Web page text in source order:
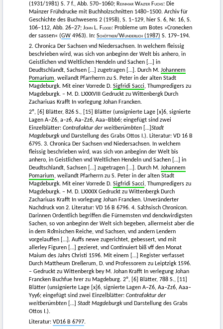
(1931/1981) S. 7 f., Abb. 570–1060; Reinmar Walter Fuchs: Die
Mainzer Frühdrucke mit Buchholzschnitten 1480–1500. Archiv für
Geschichte des Buchwesens 2 (1958), S. 1–129, hier S. 6, Nr. 16, S.
106–112, Abb. 26–27; John L. Flood: Probleme um Botes »Cronecken
der sassen« (GW 4963). In: Schöttker/Wunderlich (1987) S. 179–194.
2. Chronica Der Sachsen vnd Niedersachsen. In welchem fleissig
beschrieben wird, was sich von anbeginn der Welt bis anhero, in
Geistlichen vnd Weltlichen Hendeln und Sachen […] in
Deudtschlandt, Sachsen […] zugetragen […]. Durch M. Johannem
Pomarium, weilandt Pfarrherrn zu S. Peter in der alten Stadt
Magdeburgk. Mit einer Vorrede D. Sigfridi Sacci, Thumpredigers zu
Magdeburgk. – M. D. LXXXVIII Gedruckt zu Wittenbergk Durch
Zachariuas Krafft In vorlegung Johan Francken.
2º, [6] Blätter, 826 S., [15] Blätter (unsignierte Lage [x]6, signierte
Lagen A–Z6, a–z6, Aa–Zz6, Aaa–Bbb6; eingefügt sind zwei
Einzelblätter: Contrafaktur der weitberümbten […] Stadt
Magdeburgkund Darstellung des Grabs Ottos I.). Literatur: VD 16 B
6795. 3. Chronica Der Sachsen vnd Niedersachsen. In welchem
fleissig beschrieben wird, was sich von anbeginn der Welt bis
anhero, in Geistlichen vnd Weltlichen Hendeln und Sachen […] in
Deudtschlandt, Sachsen […] zugetragen […]. Durch M. Johannem
Pomarium, weilandt Pfarherrn zu S. Peter in der alten Stadt
Magdeburgk. Mit einer Vorrede D. Sigfridi Sacci, Thumpredigers zu
Magdeburgk. – M. D. LXXXIX Gedruckt zu Wittenbergk Durch
Zachariuas Krafft In vorlegung Johan Francken. Unveränderter
Nachdruck von 2. Literatur: VD 16 B 6796. 4. Saͤchsisch Chronicon.
Darinnen Ordentlich begriffen die Fürnemsten vnd denckwirdigsten
Sachen, so von anbeginn der Welt sich begeben, allermeist aber die
in dem Roͤmischen Reiche, vnd Sachsen, vnd andern Lendern
vorgelauffen […]. Auffs newe zugerichtet, gebessert, vnd mit
allerley Figuren […] gezieret, vnd Continuiert biß vff den Monat
Maium des Jahrs Christi 1596. Mit einem […] Register verfasset
Durch Mattheum Dreßerum, D. vnd Professorem zu Leiptzigk 1596.
– Gedruckt zu Wittenbergk bey M. Johan Krafft In verlegung Johan
Francken Buchfue hrer zu Magdeburg. 2º, [6] Blätter, 788 S., [11]
Blätter (unsignierte Lage [x]6, signierte Lagen A–Z6, Aa–Zz6, Aaa–
Yyy6; eingefügt sind zwei Einzelblätter: Contrafaktur der
weitberümbten […] Stadt Magdeburgkund Darstellung des Grabs
Ottos I.).
Literatur: VD16 B 6797.